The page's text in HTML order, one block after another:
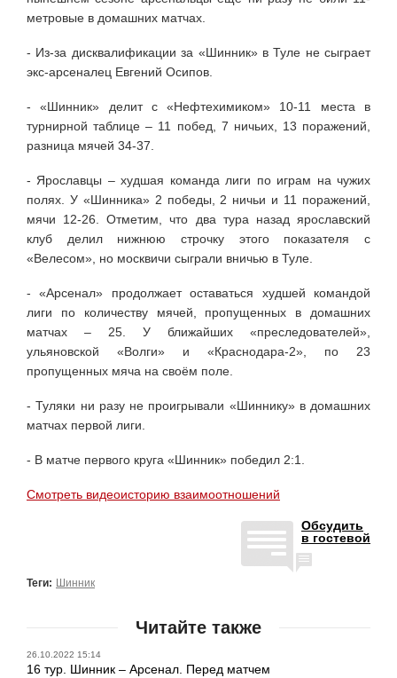
метровые в домашних матчах.
- Из-за дисквалификации за «Шинник» в Туле не сыграет
экс-арсеналец Евгений Осипов.
- «Шинник» делит с «Нефтехимиком» 10-11 места в
турнирной таблице – 11 побед, 7 ничьих, 13 поражений,
разница мячей 34-37.
- Ярославцы – худшая команда лиги по играм на чужих
полях. У «Шинника» 2 победы, 2 ничьи и 11 поражений,
мячи 12-26. Отметим, что два тура назад ярославский
клуб делил нижнюю строчку этого показателя с
«Велесом», но москвичи сыграли вничью в Туле.
- «Арсенал» продолжает оставаться худшей командой
лиги по количеству мячей, пропущенных в домашних
матчах – 25. У ближайших «преследователей»,
ульяновской «Волги» и «Краснодара-2», по 23
пропущенных мяча на своём поле.
- Туляки ни разу не проигрывали «Шиннику» в домашних
матчах первой лиги.
- В матче первого круга «Шинник» победил 2:1.
Смотреть видеоисторию взаимоотношений
Обсудить
в гостевой
Теги: Шинник
Читайте также
26.10.2022 15:14
16 тур. Шинник – Арсенал. Перед матчем